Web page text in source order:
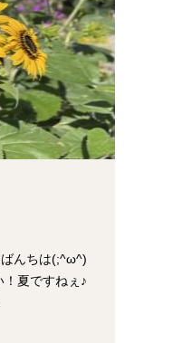
んちは(;^ω^)
夏ですねぇ♪